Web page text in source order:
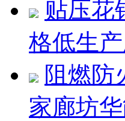
贴压花
格低生
阻燃防
家廊坊